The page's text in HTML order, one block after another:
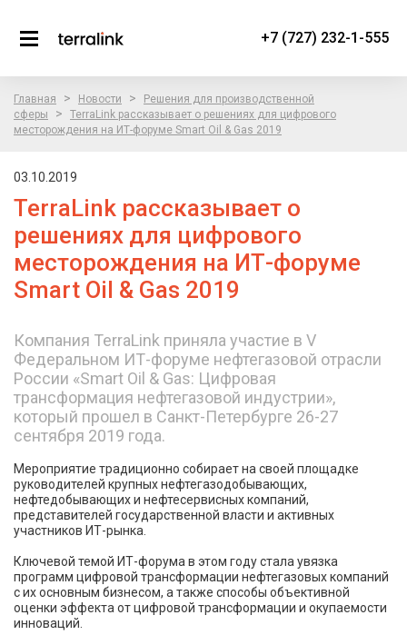
+7 (727) 232-1-555
Главная > Новости >
Решения для производственной
сферы
>
TerraLink рассказывает о решениях для цифрового
месторождения на ИТ-форуме Smart Oil & Gas 2019
03.10.2019
TerraLink рассказывает о
решениях для цифрового
месторождения на ИТ-форуме
Smart Oil & Gas 2019
Компания TerraLink приняла участие в V
Федеральном ИТ-форуме нефтегазовой отрасли
России «Smart Oil & Gas: Цифровая
трансформация нефтегазовой индустрии»,
который прошел в Санкт-Петербурге 26-27
сентября 2019 года.
Мероприятие традиционно собирает на своей площадке
руководителей крупных нефтегазодобывающих,
нефтедобывающих и нефтесервисных компаний,
представителей государственной власти и активных
участников ИТ-рынка.
Ключевой темой ИТ-форума в этом году стала увязка
программ цифровой трансформации нефтегазовых компаний
с их основным бизнесом, а также способы объективной
оценки эффекта от цифровой трансформации и окупаемости
инноваций.